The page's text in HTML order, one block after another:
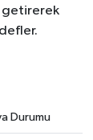
getirerek
Durumu